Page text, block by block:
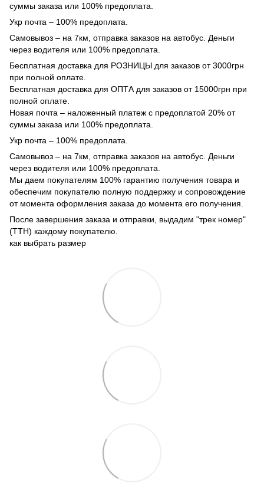
суммы заказа или 100% предоплата.
Укр почта – 100% предоплата.
Самовывоз – на 7км, отправка заказов на автобус. Деньги
через водителя или 100% предоплата.
Бесплатная доставка для РОЗНИЦЫ для заказов от 3000грн
при полной оплате.
Бесплатная доставка для ОПТА для заказов от 15000грн при
полной оплате.
Новая почта – наложенный платеж с предоплатой 20% от
суммы заказа или 100% предоплата.
Укр почта – 100% предоплата.
Самовывоз – на 7км, отправка заказов на автобус. Деньги
через водителя или 100% предоплата.
Мы даем покупателям 100% гарантию получения товара и
обеспечим покупателю полную поддержку и сопровождение
от момента оформления заказа до момента его получения.
После завершения заказа и отправки, выдадим "трек номер"
(ТТН) каждому покупателю.
как выбрать размер